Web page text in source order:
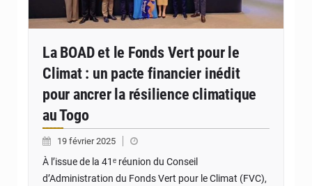
La BOAD et le Fonds Vert pour le
Climat : un pacte financier inédit
pour ancrer la résilience climatique
au Togo
19 février 2025
À l’issue de la 41ᵉ réunion du Conseil
d’Administration du Fonds Vert pour le Climat (FVC),